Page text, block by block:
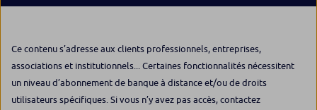
Ce contenu s’adresse aux clients professionnels, entreprises,
associations et institutionnels... Certaines fonctionnalités nécessitent
un niveau d’abonnement de banque à distance et/ou de droits
utilisateurs spécifiques. Si vous n’y avez pas accès, contactez